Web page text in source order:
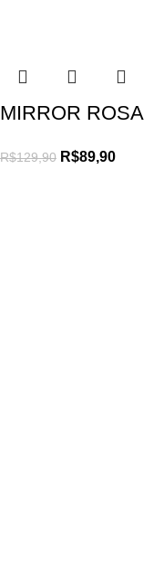
MIRROR ROSA
R$129,90 R$89,90